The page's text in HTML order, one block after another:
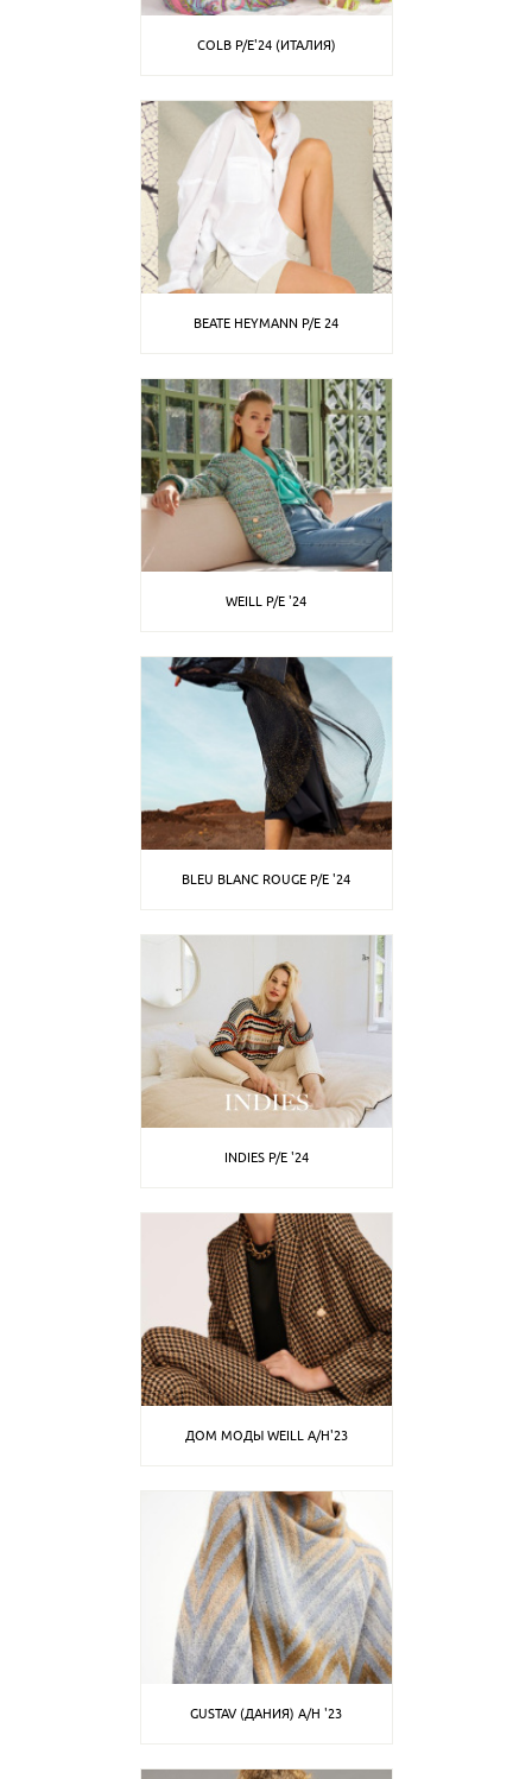
COLB P/E'24 (ИТАЛИЯ)
BEATE HEYMANN P/E 24
WEILL P/E '24
BLEU BLANC ROUGE P/E '24
INDIES P/E '24
ДОМ МОДЫ WEILL A/H'23
GUSTAV (ДАНИЯ) A/H '23